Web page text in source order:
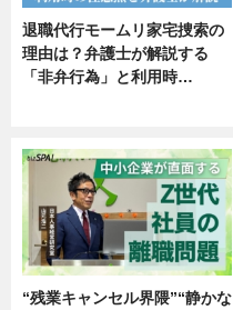
退職代行モームリ家宅捜索の
理由は？弁護士が解説する
「非弁行為」と利用時…
“残業キャンセル界隈”“静かな